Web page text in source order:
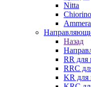
Nitta
Chiorino
Назад
RR для
RRC
KR для